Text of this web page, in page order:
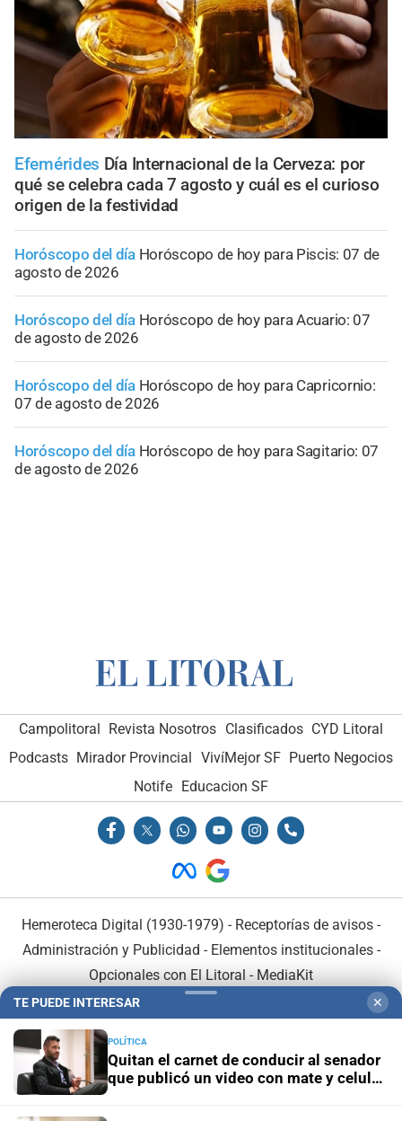
Efemérides Día Internacional de la Cerveza: por
qué se celebra cada 7 agosto y cuál es el curioso
origen de la festividad
Horóscopo del día Horóscopo de hoy para Piscis: 07 de
agosto de 2026
Horóscopo del día Horóscopo de hoy para Acuario: 07
de agosto de 2026
Horóscopo del día Horóscopo de hoy para Capricornio:
07 de agosto de 2026
Horóscopo del día Horóscopo de hoy para Sagitario: 07
de agosto de 2026
Campolitoral Revista Nosotros Clasificados CYD Litoral
Podcasts Mirador Provincial VivíMejor SF Puerto Negocios
Notife
Educacion SF
Hemeroteca Digital (1930-1979) - Receptorías de avisos -
Administración y Publicidad - Elementos institucionales-
Opcionales con El Litoral - MediaKit
TE PUEDE INTERESAR ✕
POLÍTICA
Quitan el carnet de conducir al senador
que publicó un video con mate y celular